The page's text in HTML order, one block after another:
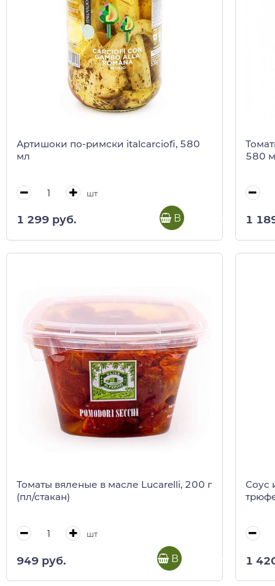
Артишоки по-римски italcarciofi, 580
мл
шт
1 299 руб. В корзину
580
1
Томаты вяленые в масле Lucarelli, 200 г
(пл/стакан)
шт
949 руб. В корзину
Соус
1